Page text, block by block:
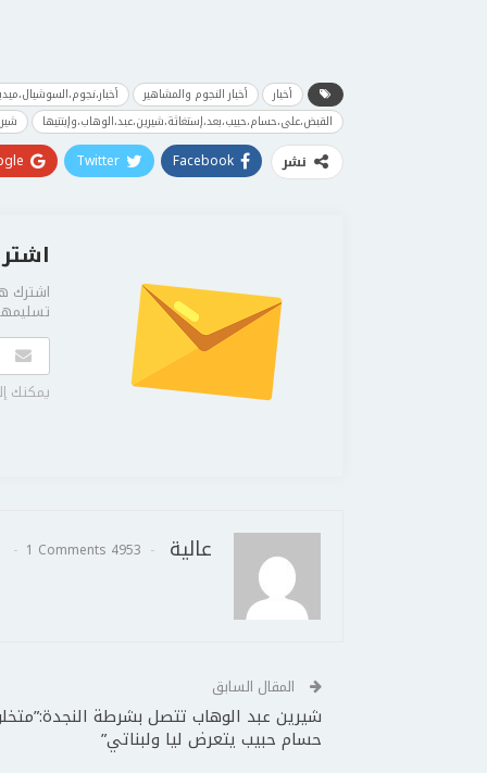
أخبار أخبار النجوم والمشاهير
القبض،على،حسام،حبيب،بعد،إستغاثة،شيرين،عبد،الوهاب،وإبنتيها
نشر Facebook
Twitter
اشترك
يمكنك
عالية 4953 Posts
1 Comments
المقال السابق
شيرين عبد الوهاب تتصل بشرطة
حسام حبيب يتعرض ليا ولبناتي”